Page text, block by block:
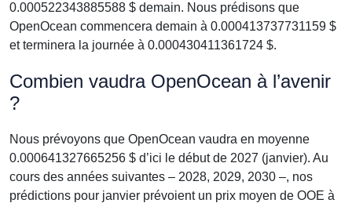
0.000522343885588 $ demain. Nous prédisons que
OpenOcean commencera demain à 0.000413737731159 $
et terminera la journée à 0.000430411361724 $.
Combien vaudra OpenOcean à l’avenir
?
Nous prévoyons que OpenOcean vaudra en moyenne
0.000641327665256 $ d’ici le début de 2027 (janvier). Au
cours des années suivantes – 2028, 2029, 2030 –, nos
prédictions pour janvier prévoient un prix moyen de OOE à